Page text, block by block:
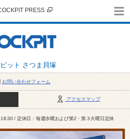
ット さつま貝塚
PRESS
お問い合わせフォーム
アクセスマップ
/ 定休日：毎週水曜および第2・第３火曜日定休